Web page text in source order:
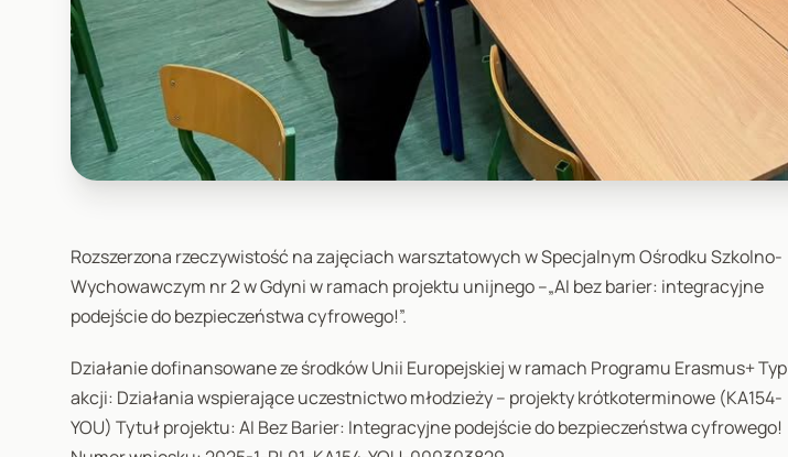
Rozszerzona rzeczywistość na zajęciach warsztatowych w Specjalnym Ośrodku Szkolno-
Wychowawczym nr 2 w Gdyni w ramach projektu unijnego –„AI bez barier: integracyjne
podejście do bezpieczeństwa cyfrowego!”.
Działanie dofinansowane ze środków Unii Europejskiej w ramach Programu Erasmus+ Typ
akcji: Działania wspierające uczestnictwo młodzieży – projekty krótkoterminowe (KA154-
YOU) Tytuł projektu: AI Bez Barier: Integracyjne podejście do bezpieczeństwa cyfrowego!